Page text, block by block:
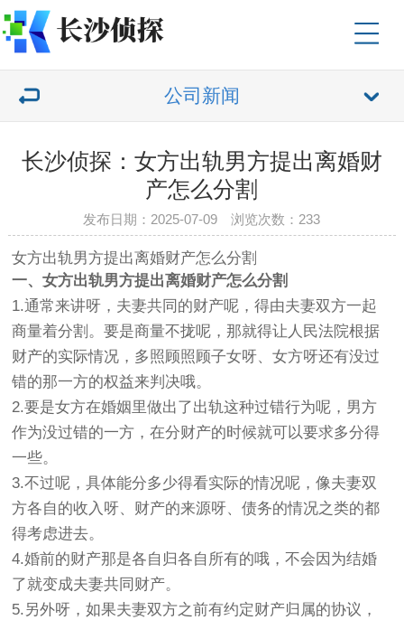
公司新闻
长沙侦探：女方出轨男方提出离婚财
产怎么分割
发布日期：2025-07-09 浏览次数：233
女方出轨男方提出离婚财产怎么分割
一、女方出轨男方提出离婚财产怎么分割
1.通常来讲呀，夫妻共同的财产呢，得由夫妻双方一起
商量着分割。要是商量不拢呢，那就得让人民法院根据
财产的实际情况，多照顾照顾子女呀、女方呀还有没过
错的那一方的权益来判决哦。
2.要是女方在婚姻里做出了出轨这种过错行为呢，男方
作为没过错的一方，在分财产的时候就可以要求多分得
一些。
3.不过呢，具体能分多少得看实际的情况呢，像夫妻双
方各自的收入呀、财产的来源呀、债务的情况之类的都
得考虑进去。
4.婚前的财产那是各自归各自所有的哦，不会因为结婚
了就变成夫妻共同财产。
5.另外呀，如果夫妻双方之前有约定财产归属的协议，